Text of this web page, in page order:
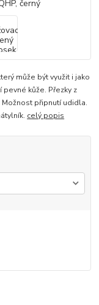
může být využit i jako
pevné kůže. Přezky z
připnutí udidla.
celý popis